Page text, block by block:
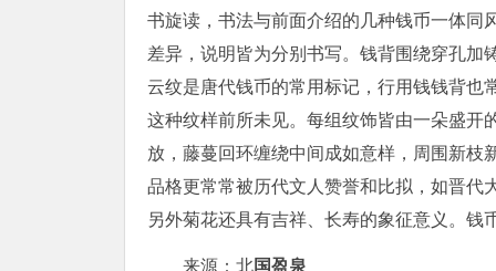
书旋读，书法与前面介绍的几种钱币一体同
差异，说明皆为分别书写。钱背围绕穿孔加
云纹是唐代钱币的常用标记，行用钱钱背也
这种纹样前所未见。每组纹饰皆由一朵盛开
放，藤蔓回环缠绕中间成如意样，周围新枝
品格更常常被历代文人赞誉和比拟，如晋代
另外菊花还具有吉祥、长寿的象征意义。
来源：北国盈泉